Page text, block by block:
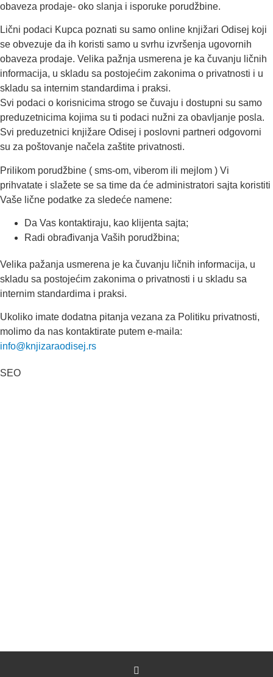
obaveza prodaje- oko slanja i isporuke porudžbine.
Lični podaci Kupca poznati su samo online knjižari Odisej koji
se obvezuje da ih koristi samo u svrhu izvršenja ugovornih
obaveza prodaje. Velika pažnja usmerena je ka čuvanju ličnih
informacija, u skladu sa postojećim zakonima o privatnosti i u
skladu sa internim standardima i praksi.
Svi podaci o korisnicima strogo se čuvaju i dostupni su samo
preduzetnicima kojima su ti podaci nužni za obavljanje posla.
Svi preduzetnici knjižare Odisej i poslovni partneri odgovorni
su za poštovanje načela zaštite privatnosti.
Prilikom porudžbine ( sms-om, viberom ili mejlom ) Vi
prihvatate i slažete se sa time da će administratori sajta koristiti
Vaše lične podatke za sledeće namene:
Da Vas kontaktiraju, kao klijenta sajta;
Radi obrađivanja Vaših porudžbina;
Velika pažanja usmerena je ka čuvanju ličnih informacija, u
skladu sa postojećim zakonima o privatnosti i u skladu sa
internim standardima i praksi.
Ukoliko imate dodatna pitanja vezana za Politiku privatnosti,
molimo da nas kontaktirate putem e-maila:
info@knjizaraodisej.rs
SEO